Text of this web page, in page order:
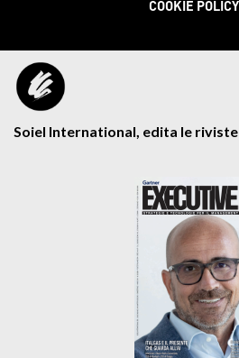
COOKIE POLICY
Soiel International, edita le riviste